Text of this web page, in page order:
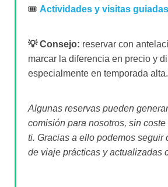
🎟️ Actividades y visitas guiadas
💡 Consejo: reservar con
marcar la diferencia en precio y
especialmente en temporada alta.
Algunas reservas pueden
comisión para nosotros, sin
ti. Gracias a ello podemos seguir
de viaje prácticas y actualizadas